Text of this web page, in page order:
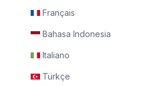
Français
Bahasa Indonesia
Italiano
Türkçe